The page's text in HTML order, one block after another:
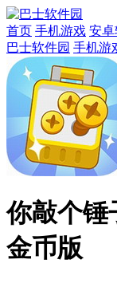
首页 手机游戏 安
巴士软件园 手机游
你敲个锤
金币版